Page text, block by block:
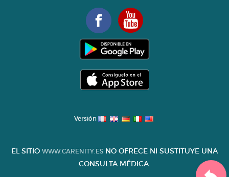
Versión
EL SITIO WWW.CARENITY.ES NO OFRECE NI SUSTITUYE UNA
CONSULTA MÉDICA.